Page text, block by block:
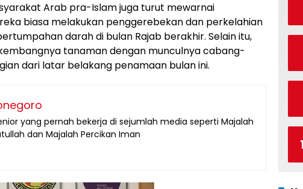
Arab pra-Islam juga turut mewarnai
biasa melakukan penggerebekan dan perkelahian
darah di bulan Rajab berakhir. Selain itu,
tanaman dengan munculnya cabang-
dari latar belakang penamaan bulan ini.
yang pernah bekerja di sejumlah media seperti Majalah
dan Majalah Percikan Iman